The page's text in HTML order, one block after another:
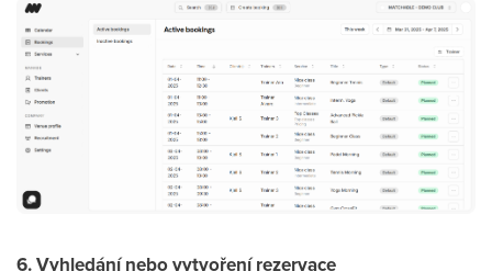
6. Vyhledání nebo vytvoření rezervace